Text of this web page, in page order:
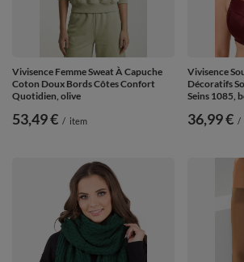
Vivisence Femme Sweat À Capuche
Coton Doux Bords Côtes Confort
Quotidien, olive
53,49 € / item
Vivisence
Décoratifs
Seins 1085,
36,99 € /